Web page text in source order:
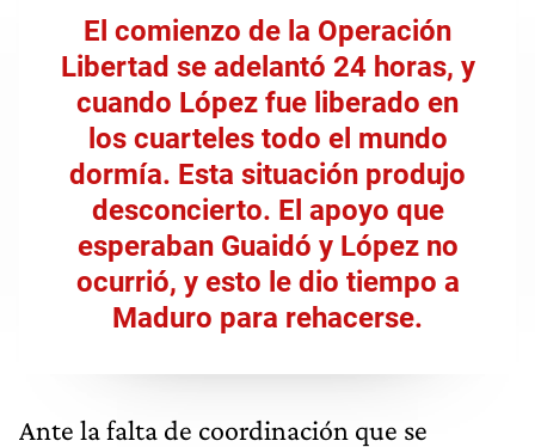
El comienzo de la Operación
Libertad se adelantó 24 horas, y
cuando López fue liberado en
los cuarteles todo el mundo
dormía. Esta situación produjo
desconcierto. El apoyo que
esperaban Guaidó y López no
ocurrió, y esto le dio tiempo a
Maduro para rehacerse.
Ante la falta de coordinación que se